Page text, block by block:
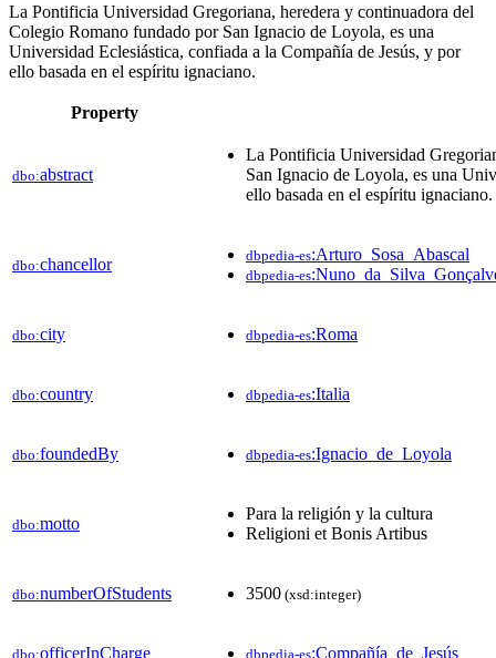
La Pontificia Universidad Gregoriana, heredera y continuadora del
Colegio Romano fundado por San Ignacio de Loyola, es una
Universidad Eclesiástica, confiada a la Compañía de Jesús, y por
ello basada en el espíritu ignaciano.
Property
dbo:abstract
La Pontificia Universidad
San Ignacio de Loyola, es una
ello basada en el espíritu ignaciano.
dbo:chancellor dbpedia-es:Arturo_Sosa_Abascal
dbpedia-es
dbo:city dbpedia-es:Roma
dbo:country dbpedia-es:Italia
dbo:foundedBy dbpedia-es:Ignacio_de_Loyola
dbo:motto
Para la religión y la cultura
Religioni et Bonis Artibus
dbo:numberOfStudents 3500 (xsd:integer)
dbo:officerInCharge dbpedia-es:Compañía_de_Jesús